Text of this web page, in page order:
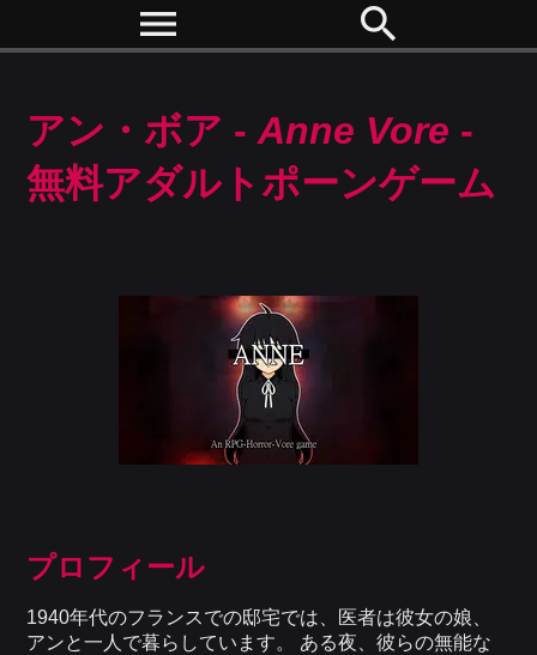
menu search
アン・ボア -Anne Vore -
無料アダルトポーンゲーム
プロフィール
1940年代のフランスでの邸宅では、医者は彼女の娘、
アンと一人で暮らしています。 ある夜、彼らの無能な